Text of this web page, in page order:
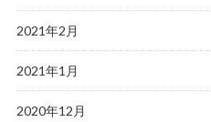
2021年2月
2021年1月
2020年12月